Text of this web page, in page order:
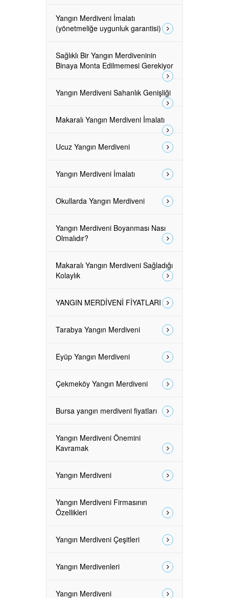
Yangın Merdiveni İmalatı
(yönetmeliğe uygunluk garantisi)
Sağlıklı Bir Yangın Merdiveninin
Binaya Monta Edilmemesi Gerekiyor
Yangın Merdiveni Sahanlık Genişliği
Makaralı Yangın Merdiveni İmalatı
Ucuz Yangın Merdiveni
Yangın Merdiveni İmalatı
Okullarda Yangın Merdiveni
Yangın Merdiveni Boyanması Nası
Olmalıdır?
Makaralı Yangın Merdiveni Sağladığı
Kolaylık
YANGIN MERDİVENİ FİYATLARI
Tarabya Yangın Merdiveni
Eyüp Yangın Merdiveni
Çekmeköy Yangın Merdiveni
Bursa yangın merdiveni fiyatları
Yangın Merdiveni Önemini
Kavramak
Yangın Merdiveni
Yangın Merdiveni Firmasının
Özellikleri
Yangın Merdiveni Çeşitleri
Yangın Merdivenleri
Yangın Merdiveni